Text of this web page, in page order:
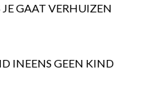
JE GAAT VERHUIZEN
INEENS GEEN KIND